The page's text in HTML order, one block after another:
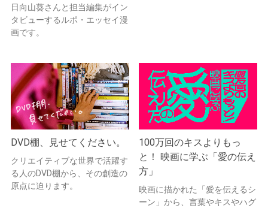
日向山葵さんと担当編集がイン
タビューするルポ・エッセイ漫
画です。
DVD棚、見せてください。
クリエイティブな世界で活躍す
る人のDVD棚から、その創造の
原点に迫ります。
100万回のキスよりもっ
と！ 映画に学ぶ「愛の伝え
方」
映画に描かれた「愛を伝えるシ
ーン」から、言葉やキスやハグ